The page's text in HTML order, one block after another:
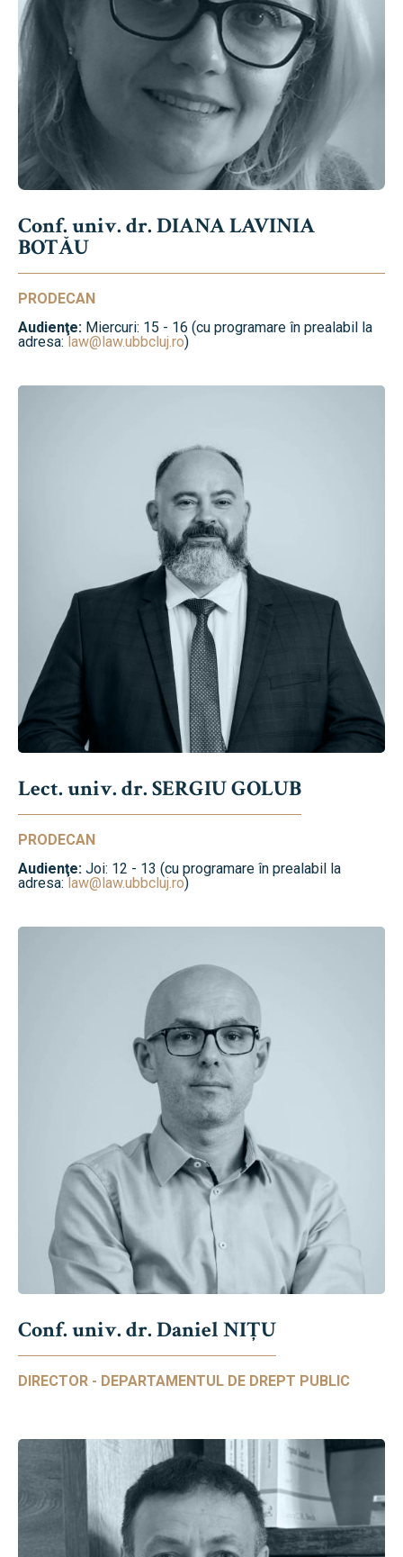
Conf. univ. dr. DIANA LAVINIA
BOTĂU
PRODECAN
Audienţe: Miercuri: 15 - 16 (cu programare în prealabil la
adresa: law@law.ubbcluj.ro)
Lect. univ. dr. SERGIU GOLUB
PRODECAN
Audienţe: Joi: 12 - 13 (cu programare în prealabil la
adresa:law@law.ubbcluj.ro)
Conf. univ. dr. Daniel NIŢU
DIRECTOR - DEPARTAMENTUL DE DREPT PUBLIC